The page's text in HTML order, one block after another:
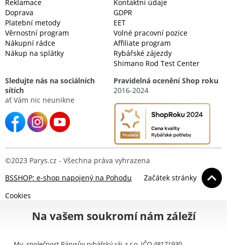
Reklamace
Doprava
Platební metody
Věrnostní program
Nákupní rádce
Nákup na splátky
Kontaktní údaje
GDPR
EET
Volné pracovní pozice
Affiliate program
Rybářské zájezdy
Shimano Rod Test Center
Sledujte nás na sociálních
sítích
ať Vám nic neunikne
Pravidelná ocenění Shop roku
2016-2024
©2023 Parys.cz - Všechna práva vyhrazena
BSSHOP: e-shop napojený na Pohodu
Začátek stránky
Cookies
Na vašem soukromí nám záleží